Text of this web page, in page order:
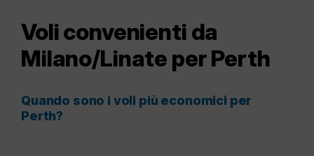
Voli convenienti da
Milano/Linate per Perth
Quando sono i voli più economici per
Perth?